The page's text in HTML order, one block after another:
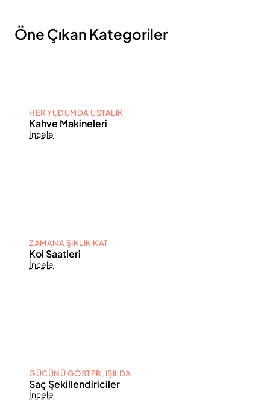
Öne Çıkan Kategoriler
HER YUDUMDA USTALIK
Kahve Makineleri
İncele
ZAMANA ŞIKLIK KAT
Kol Saatleri
İncele
GÜCÜNÜ GÖSTER, IŞILDA
Saç Şekillendiriciler
İncele